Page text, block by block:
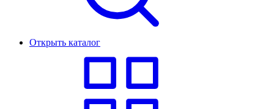
Открыть каталог